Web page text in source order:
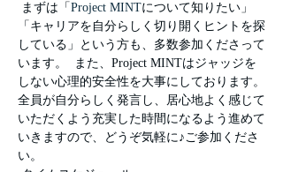
まずは「 Project MINTについて知りたい」
「キャリアを自分らしく切り開くヒントを探
している」という方も、多数参加くださって
います。  また、Project MINTはジャッジを
しない心理的安全性を大事にしております。
全員が自分らしく発言し、居心地よく感じて
いただくよう充実した時間になるよう進めて
いきますので、どうぞ気軽に♪ご参加くださ
い。